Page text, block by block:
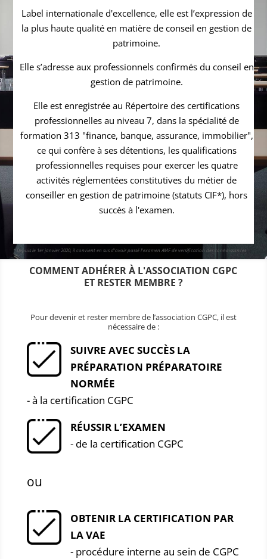
Label internationale d'excellence, elle est l’expression de
la plus haute qualité en matière de conseil en gestion de
patrimoine.
Elle s’adresse aux professionnels confirmés du conseil en
gestion de patrimoine.
Elle est enregistrée au Répertoire des certifications
professionnelles au niveau 7, dans la spécialité de
formation 313 "finance, banque, assurance, immobilier",
ce qui confère à ses détentions, les qualifications
professionnelles requises pour exercer les quatre
activités réglementées constitutives du métier de
conseiller en gestion de patrimoine (statuts CIF*), hors
succès à l'examen.
* Depuis le 1er janvier 2020, il convient en sus d'avoir passé l'examen AMF de versification des connaissances
COMMENT ADHÉRER À L'ASSOCIATION CGPC
ET RESTER MEMBRE ?
Pour devenir et rester membre de l’association CGPC, il est
nécessaire de :
SUIVRE AVEC SUCCÈS LA
PRÉPARATION PRÉPARATOIRE
NORMÉE
- à la certification CGPC
RÉUSSIR L’EXAMEN
- de la certification CGPC
ou
OBTENIR LA CERTIFICATION PAR
LA VAE
- procédure interne au sein de CGPC